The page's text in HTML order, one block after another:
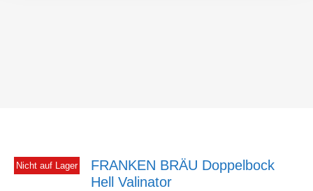
Nicht auf Lager
FRANKEN BRÄU Doppelbock
Hell Valinator